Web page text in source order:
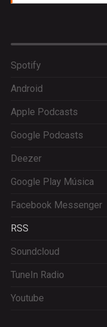
Spotify
Android
Apple Podcasts
Google Podcasts
Deezer
Google Play Música
Facebook Messenger
RSS
Soundcloud
TuneIn Radio
Youtube